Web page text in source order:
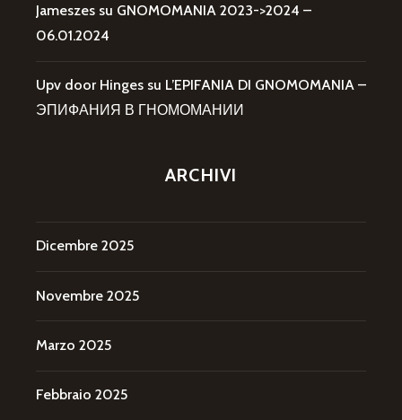
Jameszes su GNOMOMANIA 2023->2024 –
06.01.2024
Upv door Hinges su L’EPIFANIA DI GNOMOMANIA –
ЭПИФАНИЯ В ГНОМОМАНИИ
ARCHIVI
Dicembre 2025
Novembre 2025
Marzo 2025
Febbraio 2025